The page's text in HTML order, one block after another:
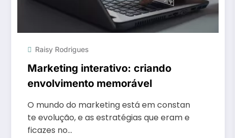
Raisy Rodrigues
Marketing interativo: criando
envolvimento memorável
O mundo do marketing está em constan
te evolução, e as estratégias que eram e
ficazes no…